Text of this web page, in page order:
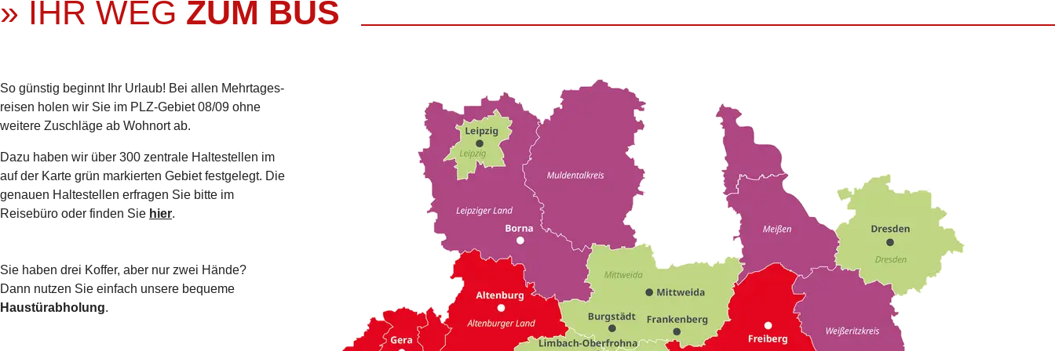
» IHR WEG ZUM BUS
So günstig beginnt Ihr Urlaub! Bei allen Mehrtages­
reisen holen wir Sie im PLZ-Gebiet 08/09 ohne
weitere Zuschläge ab Wohnort ab.
Dazu haben wir über 300 zentrale Haltestellen im
auf der Karte grün markierten Gebiet festgelegt. Die
genauen Haltestellen erfragen Sie bitte im
Reisebüro oder finden Sie hier.
Sie haben drei Koffer, aber nur zwei Hände?
Dann nutzen Sie einfach unsere bequeme
Haustürabholung.